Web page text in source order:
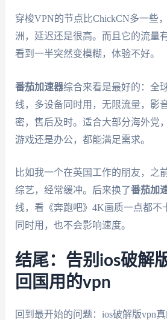
穿梭VPN的节点比ChickCN多一些
洲，延迟还是很高。而且它的流量
看到一半突然变模糊，体验不好。
番茄加速器综合来看是最好的：全
线，多设备同时用，无限流量，影
密，售后及时。适合大部分海外党
游戏还是办公，都能满足需求。
比如我一个在英国工作的朋友，之
综艺，经常缓冲。后来换了番茄加
线，看《奔跑吧》4K画质一点都不
同时用，也不会影响速度。
结尾：告别ios破解
回国用的vpn
回到最开始的问题：ios破解版vpn